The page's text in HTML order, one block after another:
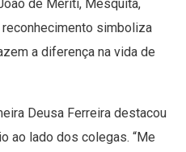
de Meriti, Mesquita,
simboliza
a diferença na vida de
Deusa Ferreira destacou
ao lado dos colegas. “Me